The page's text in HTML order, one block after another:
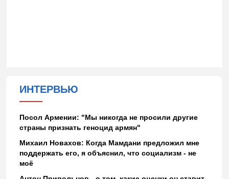
ИНТЕРВЬЮ
Посол Армении: "Мы никогда не просили другие
страны признать геноцид армян"
Михаил Новахов: Когда Мамдани предложил мне
поддержать его, я объяснил, что социализм - не
моё